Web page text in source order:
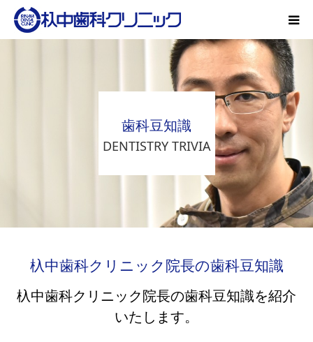
歯科豆知識
DENTISTRY TRIVIA
杁中歯科クリニック院長の歯科豆知識
杁中歯科クリニック院長の歯科豆知識を紹介
いたします。
設備
オーラルフレイル